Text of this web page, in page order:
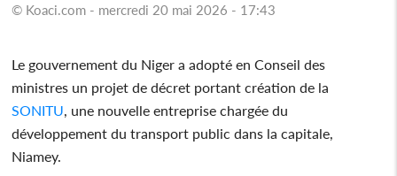
© Koaci.com - mercredi 20 mai 2026 - 17:43
Le gouvernement du Niger a adopté en Conseil des
ministres un projet de décret portant création de la
SONITU , une nouvelle entreprise chargée du
développement du transport public dans la capitale,
Niamey.